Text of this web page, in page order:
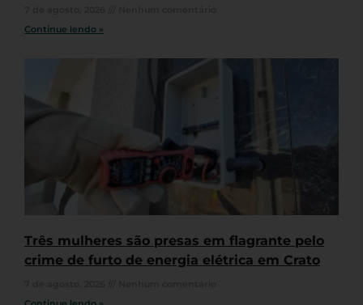
Continue lendo »
Três mulheres são presas em flagrante pelo
crime de furto de energia elétrica em Crato